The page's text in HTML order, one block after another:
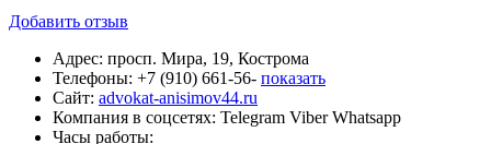
Добавить отзыв
Адрес: просп. Мира, 19, Кострома
Телефоны: +7 (910) 661-56- показать
Сайт: advokat-anisimov44.ru
Компания в соцсетях: Telegram Viber Whatsapp
Часы работы: